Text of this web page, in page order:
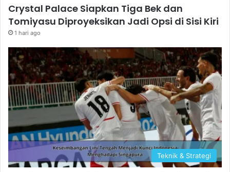
Crystal Palace Siapkan Tiga Bek dan
Tomiyasu Diproyeksikan Jadi Opsi di Sisi Kiri
1 hari ago
Teknik & Strategi